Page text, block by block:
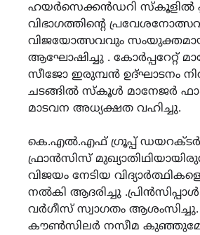
ഹയർസെക്കൻഡറി സ്കൂളിൽ
വിഭാഗത്തിന്റെ
വിജയോത്സവവും
ആഘോഷിച്ചു . കോർപ്പറേറ്റ്
സീജോ ഇരുമ്പൻ ഉദ്ഘാടനം
ചടങ്ങിൽ സ്കൂൾ മാനേജർ
മാടവന അധ്യക്ഷത വഹിച്ചു.
കെ.എൽ.എഫ് ഗ്രൂപ്പ്
ഫ്രാൻസിസ്
വിജയം നേടിയ
നൽകി ആദരിച്ചു
വർഗീസ് സ്വാഗതം
കൗൺസിലർ നസീമ